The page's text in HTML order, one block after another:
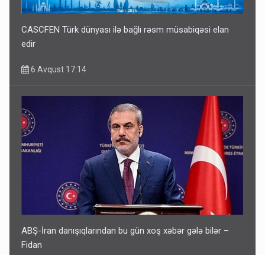
CASCFEN Türk dünyası ilə bağlı rəsm müsabiqəsi elan
edir
6 Avqust 17:14
ABŞ-İran danışıqlarından bu gün xoş xəbər gələ bilər –
Fidan